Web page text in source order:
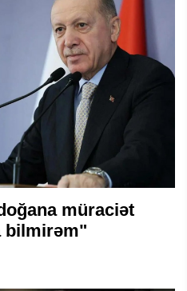
müraciət
bilmirəm"